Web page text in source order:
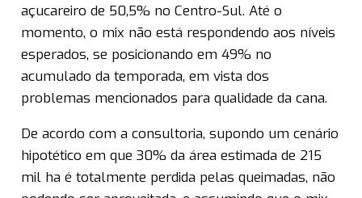
açucareiro de 50,5% no Centro-Sul. Até o
momento, o mix não está respondendo aos níveis
esperados, se posicionando em 49% no
acumulado da temporada, em vista dos
problemas mencionados para qualidade da cana.
De acordo com a consultoria, supondo um cenário
hipotético em que 30% da área estimada de 215
mil ha é totalmente perdida pelas queimadas, não